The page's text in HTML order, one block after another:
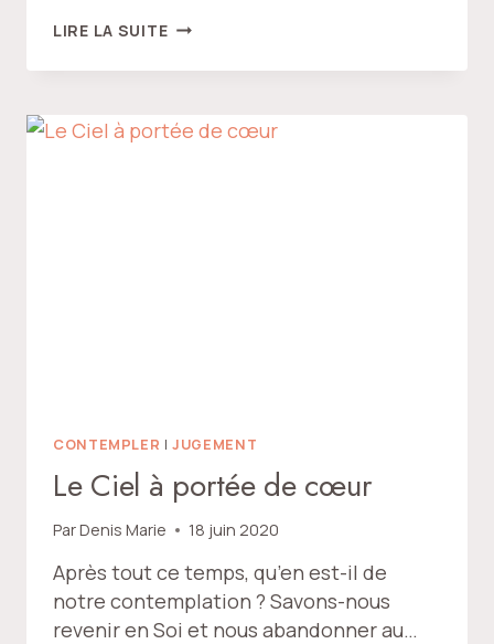
LIRE LA SUITETOUT
QUI
DANS
CONTEMPLER |JUGEMENT
Le Ciel à portée de cœur
ParDenis Marie 18 juin 2020
Après tout ce temps, qu’en est-il de
notre contemplation ? Savons-nous
revenir en Soi et nous abandonner au…